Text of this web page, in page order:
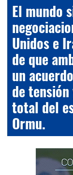
El mundo
Unidos e
de que
un
de
total del
Ormu.